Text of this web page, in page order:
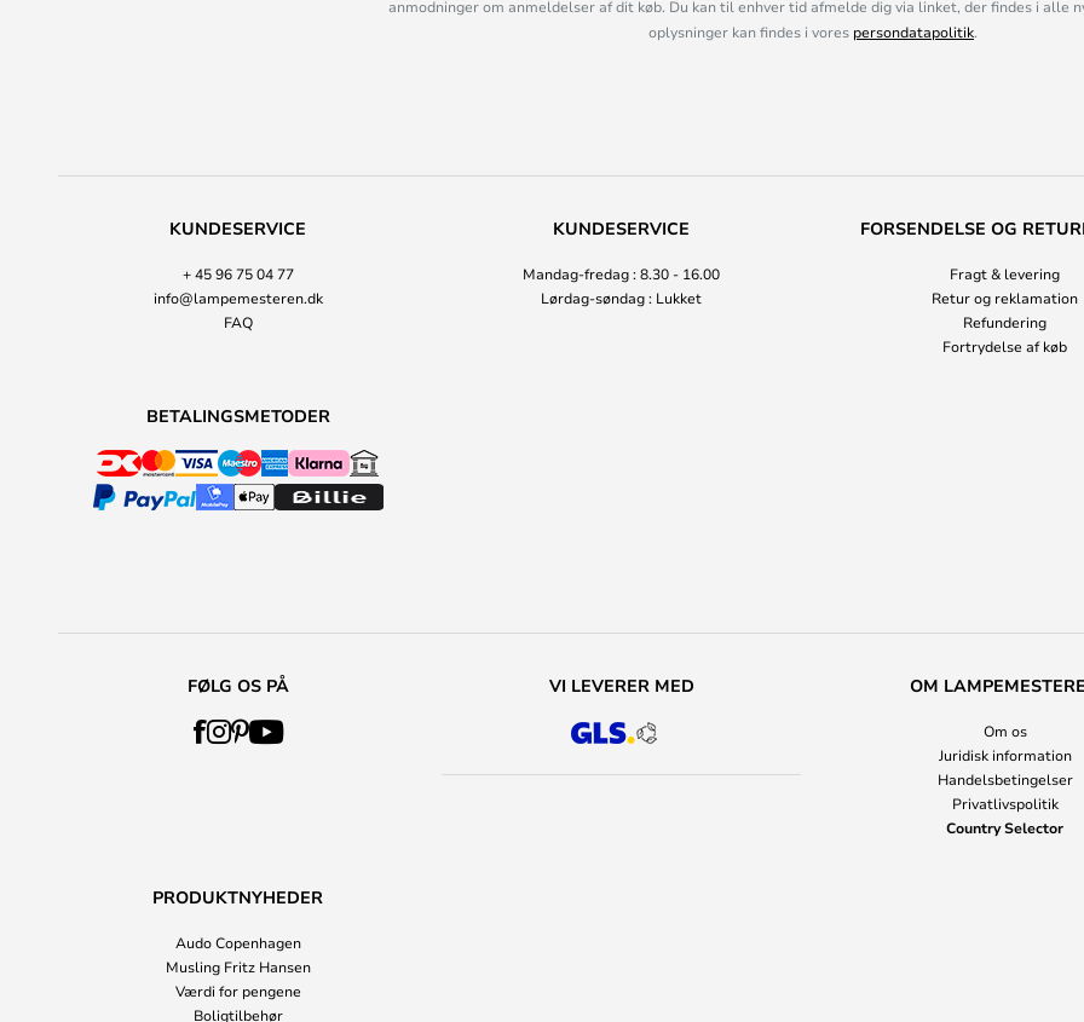
anmodninger om anmeldelser af dit køb. Du kan til enhver tid afmelde dig via linket, der findes i alle
oplysninger kan findes i vores persondatapolitik.
KUNDESERVICE
+ 45 96 75 04 77
info@lampemesteren.dk
FAQ
KUNDESERVICE
Mandag-fredag : 8.30 - 16.00
Lørdag-søndag : Lukket
FORSENDELSE OG
Fragt & levering
Retur og reklamation
Refundering
Fortrydelse af køb
BETALINGSMETODER
FØLG OS PÅ VI LEVERER MED OM
Om os
Juridisk information
Handelsbetingelser
Privatlivspolitik
Country Selector
PRODUKTNYHEDER
Audo Copenhagen
Musling Fritz Hansen
Værdi for pengene
Boligtilbehør